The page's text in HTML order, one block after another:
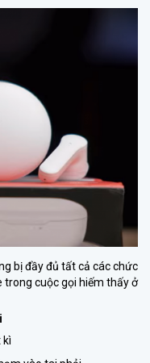
bị đầy đủ tất cả các chức
cuộc gọi hiếm thấy ở
kì